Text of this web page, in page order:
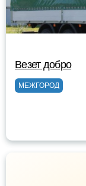
Везет добро
МЕЖГОРОД